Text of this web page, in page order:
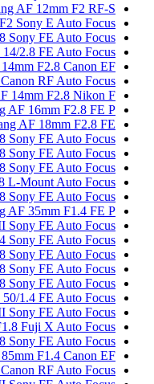
AF 12mm F2 RF-S
Sony E Auto Focus
Sony FE Auto Focus
14/2.8 FE Auto Focus
F2.8 Canon EF
RF Auto Focus
14mm F2.8 Nikon F
AF 16mm F2.8 FE P
AF 18mm F2.8 FE
Sony FE Auto Focus
Sony FE Auto Focus
Sony FE Auto Focus
L-Mount Auto Focus
Sony FE Auto Focus
AF 35mm F1.4 FE P
Sony FE Auto Focus
Sony FE Auto Focus
Sony FE Auto Focus
Sony FE Auto Focus
Sony FE Auto Focus
50/1.4 FE Auto Focus
Sony FE Auto Focus
Fuji X Auto Focus
Sony FE Auto Focus
F1.4 Canon EF
RF Auto Focus